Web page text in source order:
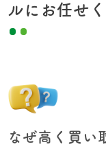
ルにお任せ
なぜ高く買い